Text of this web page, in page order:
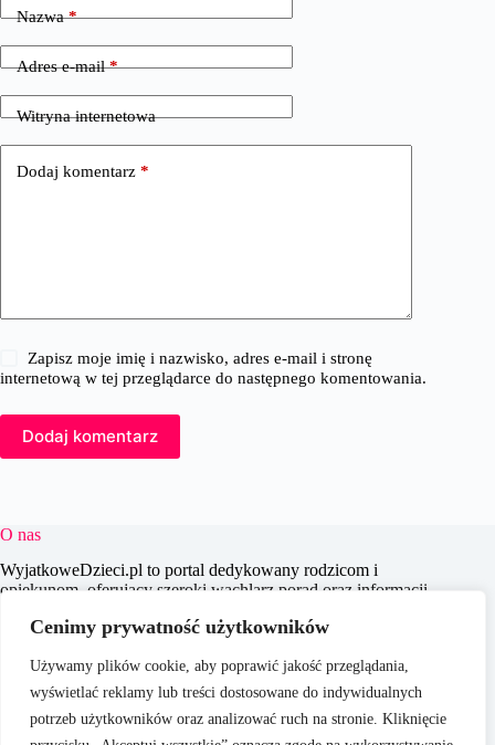
Cenimy prywatność użytkowników
Używamy plików cookie, aby poprawić jakość przeglądania,
wyświetlać reklamy lub treści dostosowane do indywidualnych
potrzeb użytkowników oraz analizować ruch na stronie. Kliknięcie
Nazwa*
Adres e-mail*
Witryna internetowa
Dodaj komentarz *
Zapisz moje imię i nazwisko, adres e-mail i stronę
internetową w tej przeglądarce do następnego komentowania.
Dodaj komentarz
O nas
WyjatkoweDzieci.pl to portal dedykowany rodzicom i
opiekunom, oferujący szeroki wachlarz porad oraz informacji
celem jest wspieranie dorosłych w codziennych wyzwaniach
praktycznych treści, które pomagają w świadomym i
efektywnym wychowywaniu młodego pokolenia.